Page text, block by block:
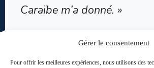
Gérer le consentement
Pour offrir les meilleures expériences, nous utilisons des
Caraïbe m’a donné. »
Après de tels mots qui résonnent en